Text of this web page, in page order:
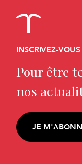
INSCRIVEZ-
Pour être
nos
JE